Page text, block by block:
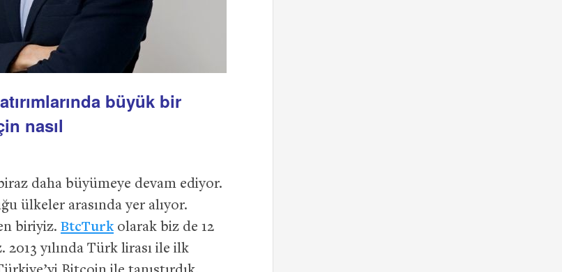
büyük bir
nasıl
daha büyümeye devam ediyor.
ülkeler arasında yer alıyor.
biriyiz. BtcTurk olarak biz de 12
yılında Türk lirası ile ilk